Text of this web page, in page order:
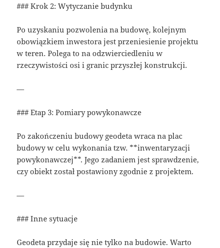
### Krok 2: Wytyczanie budynku
Po uzyskaniu pozwolenia na budowę, kolejnym
obowiązkiem inwestora jest przeniesienie projektu
w teren. Polega to na odzwierciedleniu w
rzeczywistości osi i granic przyszłej konstrukcji.
—
### Etap 3: Pomiary powykonawcze
Po zakończeniu budowy geodeta wraca na plac
budowy w celu wykonania tzw. **inwentaryzacji
powykonawczej**. Jego zadaniem jest sprawdzenie,
czy obiekt został postawiony zgodnie z projektem.
—
### Inne sytuacje
Geodeta przydaje się nie tylko na budowie. Warto